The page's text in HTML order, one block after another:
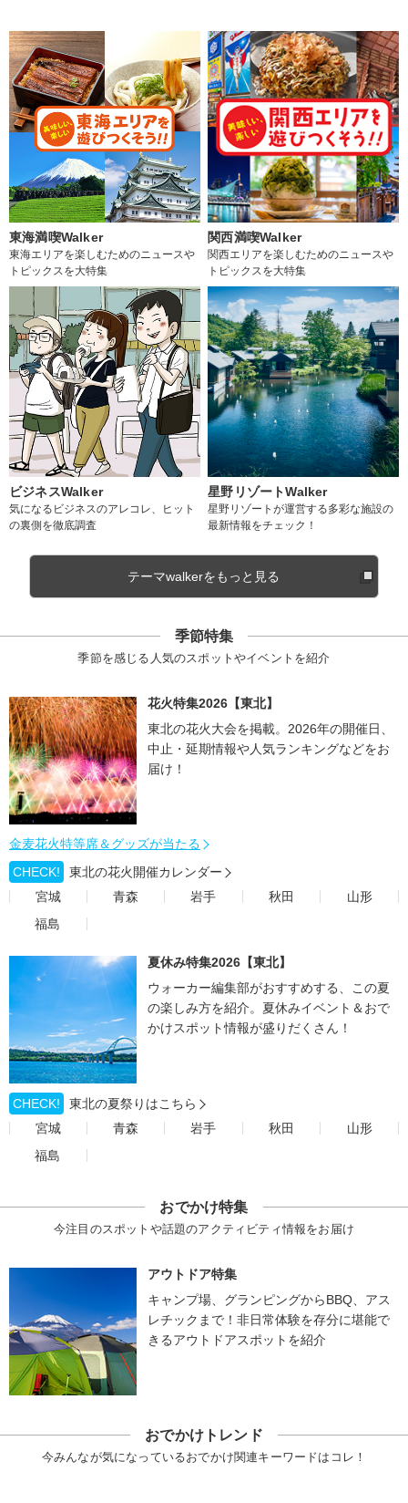
東海満喫Walker
東海エリアを楽しむためのニュースや
トピックスを大特集
関西満喫Walker
関西エリアを楽しむためのニュースや
トピックスを大特集
ビジネスWalker
気になるビジネスのアレコレ、ヒット
の裏側を徹底調査
星野リゾートWalker
星野リゾートが運営する多彩な施設の
最新情報をチェック！
テーマwalkerをもっと見る
季節特集
季節を感じる人気のスポットやイベントを紹介
花火特集2026【東北】
東北の花火大会を掲載。2026年の開催日、
中止・延期情報や人気ランキングなどをお
届け！
金麦花火特等席＆グッズが当たる
CHECK!
東北の花火開催カレンダー
宮城
青森 岩手 秋田
山形
福島
夏休み特集2026【東北】
ウォーカー編集部がおすすめする、この夏
の楽しみ方を紹介。夏休みイベント＆おで
かけスポット情報が盛りだくさん！
CHECK!
東北の夏祭りはこちら
宮城
青森 岩手 秋田
山形
福島
おでかけ特集
今注目のスポットや話題のアクティビティ情報をお届け
アウトドア特集
キャンプ場、グランピングからBBQ、アス
レチックまで！非日常体験を存分に堪能で
きるアウトドアスポットを紹介
おでかけトレンド
今みんなが気になっているおでかけ関連キーワードはコレ！